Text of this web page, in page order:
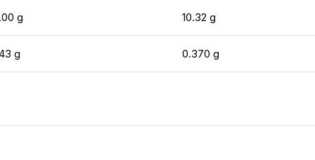
g 10.32 g
g 0.370 g